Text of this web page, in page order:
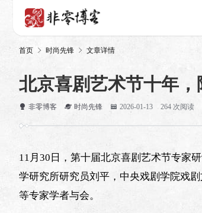
首页 时尚先锋 文章详情
北京喜剧艺术节十年
非零博客 时尚先锋 2026-01-13 264 次阅读
11月30日，第十届北京喜剧艺术节专家
学研究所研究员刘平，中央戏剧学院戏
等专家学者与会。